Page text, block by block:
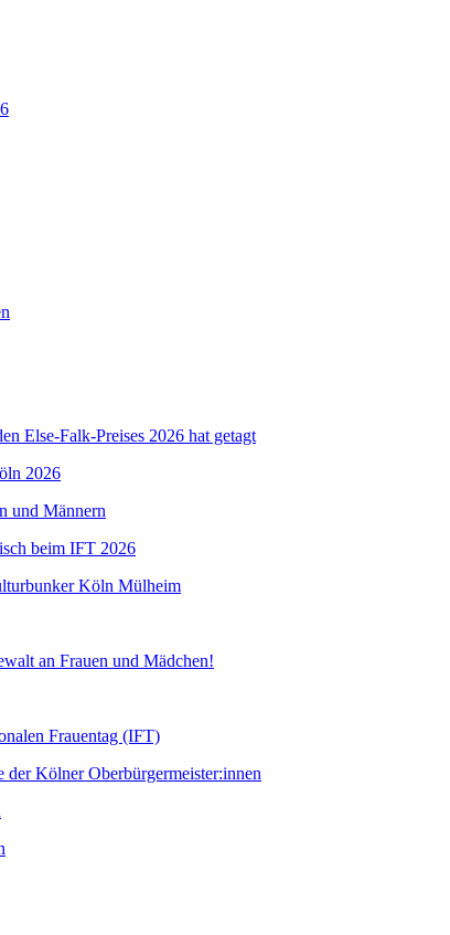
Else-Falk-Preises 2026 hat getagt
und Männern
Köln Mülheim
an Frauen und Mädchen!
Frauentag (IFT)